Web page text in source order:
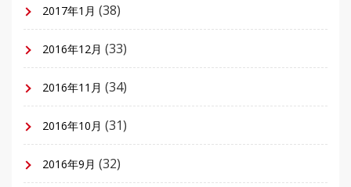
2017年1月 (38)
2016年12月 (33)
2016年11月 (34)
2016年10月 (31)
2016年9月 (32)